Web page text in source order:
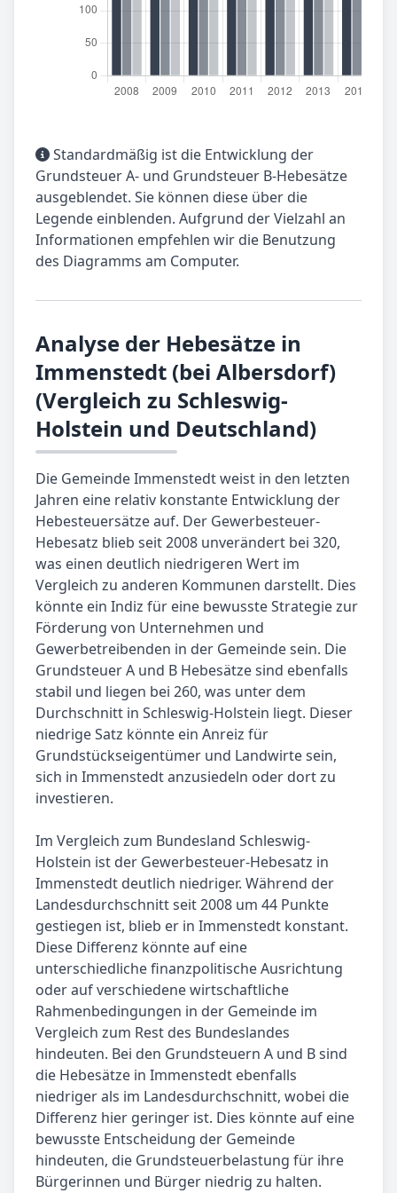
Standardmäßig ist die Entwicklung der
Grundsteuer A- und Grundsteuer B-Hebesätze
ausgeblendet. Sie können diese über die
Legende einblenden. Aufgrund der Vielzahl an
Informationen empfehlen wir die Benutzung
des Diagramms am Computer.
Analyse der Hebesätze in
Immenstedt (bei Albersdorf)
(Vergleich zu Schleswig-
Holstein und Deutschland)
Die Gemeinde Immenstedt weist in den letzten
Jahren eine relativ konstante Entwicklung der
Hebesteuersätze auf. Der Gewerbesteuer-
Hebesatz blieb seit 2008 unverändert bei 320,
was einen deutlich niedrigeren Wert im
Vergleich zu anderen Kommunen darstellt. Dies
könnte ein Indiz für eine bewusste Strategie zur
Förderung von Unternehmen und
Gewerbetreibenden in der Gemeinde sein. Die
Grundsteuer A und B Hebesätze sind ebenfalls
stabil und liegen bei 260, was unter dem
Durchschnitt in Schleswig-Holstein liegt. Dieser
niedrige Satz könnte ein Anreiz für
Grundstückseigentümer und Landwirte sein,
sich in Immenstedt anzusiedeln oder dort zu
investieren.
Im Vergleich zum Bundesland Schleswig-
Holstein ist der Gewerbesteuer-Hebesatz in
Immenstedt deutlich niedriger. Während der
Landesdurchschnitt seit 2008 um 44 Punkte
gestiegen ist, blieb er in Immenstedt konstant.
Diese Differenz könnte auf eine
unterschiedliche finanzpolitische Ausrichtung
oder auf verschiedene wirtschaftliche
Rahmenbedingungen in der Gemeinde im
Vergleich zum Rest des Bundeslandes
hindeuten. Bei den Grundsteuern A und B sind
die Hebesätze in Immenstedt ebenfalls
niedriger als im Landesdurchschnitt, wobei die
Differenz hier geringer ist. Dies könnte auf eine
bewusste Entscheidung der Gemeinde
hindeuten, die Grundsteuerbelastung für ihre
Bürgerinnen und Bürger niedrig zu halten.